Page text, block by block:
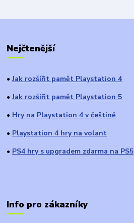
Nejčtenější
● Jak rozšířit pamět Playstation 4
● Jak rozšířit pamět Playstation 5
● Hry na Playstation 4 v češtině
● Playstation 4 hry na volant
● PS4 hry s upgradem zdarma na PS5
Info pro zákazníky